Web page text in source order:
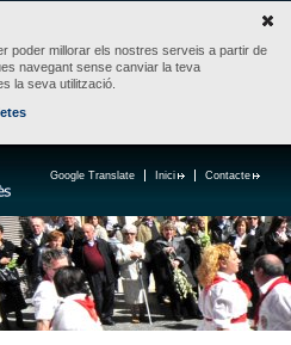
poder millorar els nostres serveis a partir de
navegant sense canviar la teva
la seva utilització.
Contacte
Inici
Google Translate